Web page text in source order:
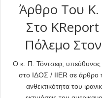
Άρθρο Του
Στο
Πόλεμο
Ο κ. Π. Τόντσεφ, υπεύθυνος
στο ΙΔΟΣ / IIER σε άρθρο
ανθεκτικότητα του